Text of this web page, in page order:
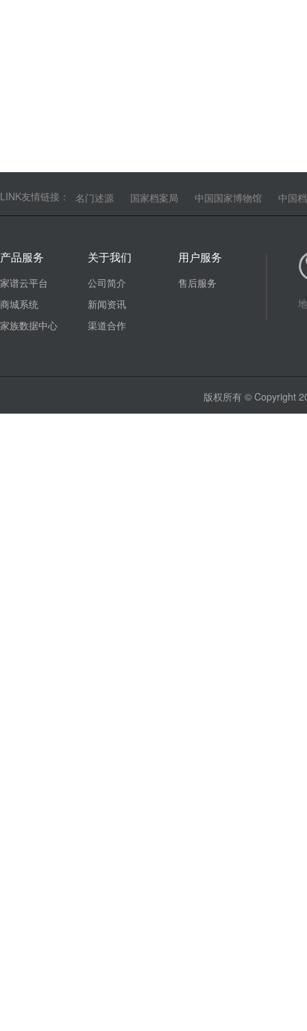
LINK友情链接： 名门述源 国家档案局 中国国家博物馆 中国
产品服务
家谱云平台
商城系统
家族数据中心
用户服务
售后服务
关于我们
公司简介
新闻资讯
渠道合作
版权所有 © Copyright